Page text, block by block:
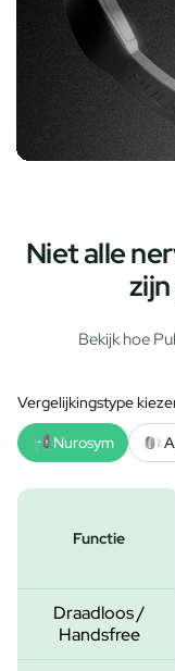
Niet alle
Bekijk hoe
Vergelijkingstype
Nurosym
Functie
Draadloos /
Handsfree